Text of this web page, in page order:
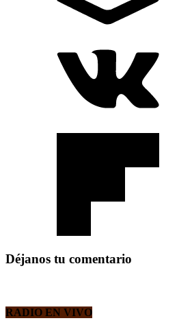
Déjanos tu comentario
RADIO EN VIVO